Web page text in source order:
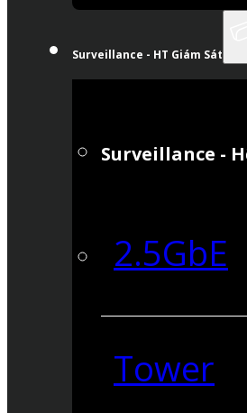
Surveillance - HT Giám Sát
Surveillance -
2.5GbE
Tower